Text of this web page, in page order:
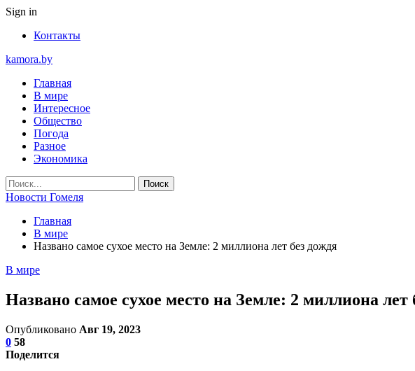
Sign in
Контакты
kamora.by
Главная
В мире
Интересное
Общество
Погода
Разное
Экономика
Новости Гомеля
Главная
В мире
Названо самое сухое место на Земле: 2 миллиона лет без дождя
В мире
Названо самое сухое место на Земле: 2 миллиона лет
Опубликовано Авг 19, 2023
0 58
Поделится